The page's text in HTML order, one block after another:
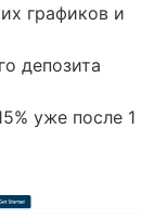
графиков и
депозита
уже после 1